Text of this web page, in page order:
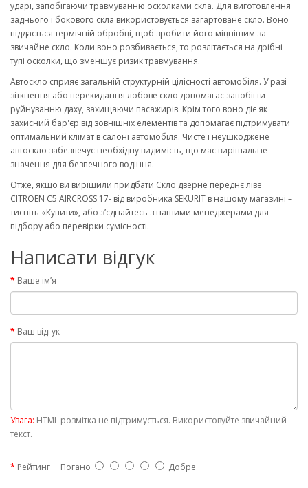
ударі, запобігаючи травмуванню осколками скла. Для виготовлення
заднього і бокового скла використовується загартоване скло. Воно
піддається термічній обробці, щоб зробити його міцнішим за
звичайне скло. Коли воно розбивається, то розлітається на дрібні
тупі осколки, що зменшує ризик травмування.
Автоскло сприяє загальній структурній цілісності автомобіля. У разі
зіткнення або перекидання лобове скло допомагає запобігти
руйнуванню даху, захищаючи пасажирів. Крім того воно діє як
захисний бар'єр від зовнішніх елементів та допомагає підтримувати
оптимальний клімат в салоні автомобіля. Чисте і неушкоджене
автоскло забезпечує необхідну видимість, що має вирішальне
значення для безпечного водіння.
Отже, якщо ви вирішили придбати Скло дверне переднє ліве
CITROEN C5 AIRCROSS 17- від виробника SEKURIT в нашому магазині –
тисніть «Купити», або з’єднайтесь з нашими менеджерами для
підбору або перевірки сумісності.
Написати відгук
Ваше ім’я
Ваш відгук
Увага: HTML розмітка не підтримується. Використовуйте звичайний
текст.
Рейтинг Погано Добре